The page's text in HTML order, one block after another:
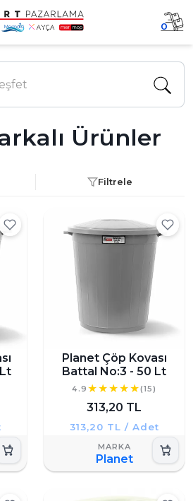
0
Ürünler
Filtrele
Planet Çöp Kovası
Battal No:3 - 50 Lt
4.9 (15)
313,20 TL
313,20 TL / Adet
Planet